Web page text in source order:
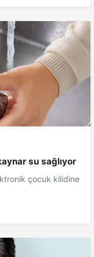
su sağlıyor
çocuk kilidine